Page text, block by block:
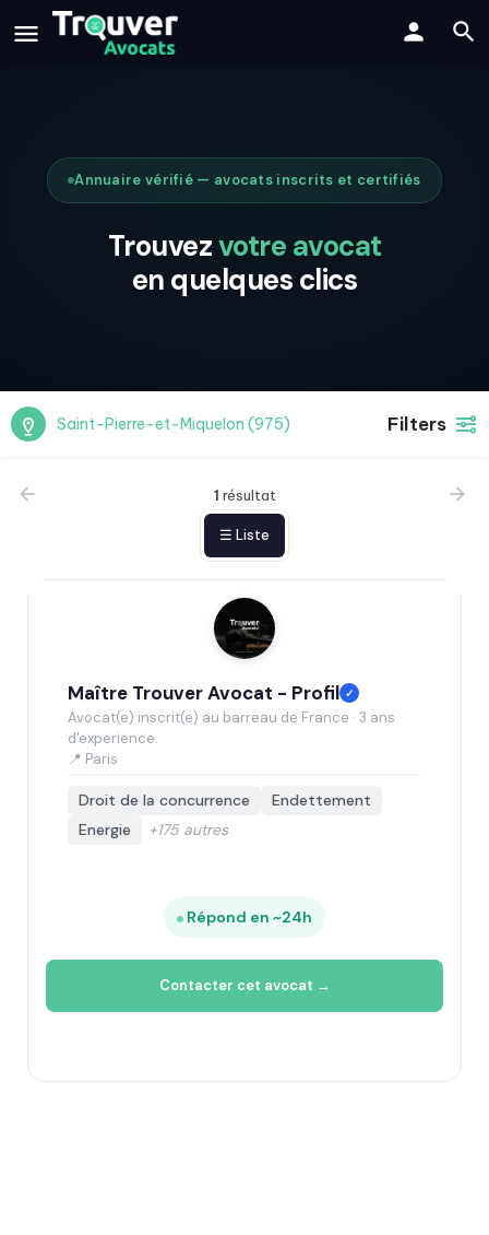
Annuaire vérifié — avocats inscrits et certifiés
Trouvezvotre avocat
en quelques clics
Saint-Pierre-et-Miquelon (975) Filters
1 résultat
☰ Liste
Maître Trouver Avocat - Profil ✓
Avocat(e) inscrit(e) au barreau de France · 3 ans
d'experience.
📍 Paris
Droit de la concurrence
Endettement
Energie
+175 autres
Répond en ~24h
Contacter cet avocat →